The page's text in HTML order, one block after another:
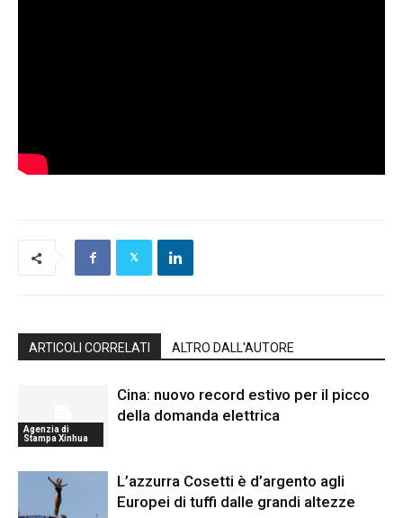
ARTICOLI CORRELATI ALTRO DALL'AUTORE
Agenzia di
Stampa Xinhua
Cina: nuovo record estivo per il picco
della domanda elettrica
L’azzurra Cosetti è d’argento agli
Europei di tuffi dalle grandi altezze